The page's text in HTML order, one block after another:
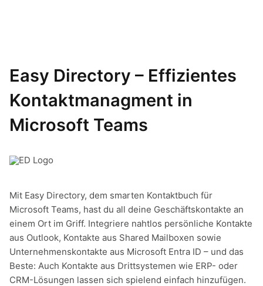
Easy Directory – Effizientes
Kontaktmanagment in
Microsoft Teams
Mit Easy Directory, dem smarten Kontaktbuch für
Microsoft Teams, hast du all deine Geschäftskontakte an
einem Ort im Griff. Integriere nahtlos persönliche Kontakte
aus Outlook, Kontakte aus Shared Mailboxen sowie
Unternehmenskontakte aus Microsoft Entra ID – und das
Beste: Auch Kontakte aus Drittsystemen wie ERP- oder
CRM-Lösungen lassen sich spielend einfach hinzufügen.